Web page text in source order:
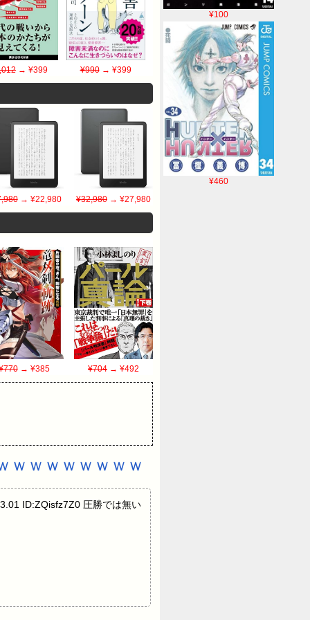
¥100
¥460
→ ¥399 ¥990→ ¥399
→ ¥22,980 ¥32,980→ ¥27,980
→ ¥385 ¥704→ ¥492
ｗｗｗｗｗｗｗｗ
ID:ZQisfz7Z0 圧勝では無い